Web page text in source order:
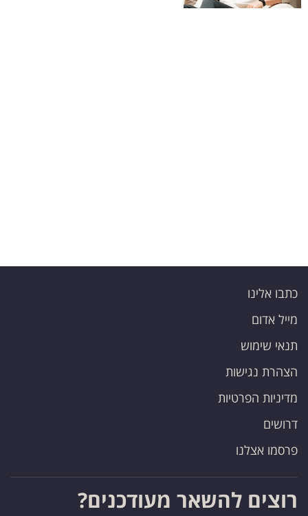
כתבו אלינו
מייל אדום
תנאי שימוש
הצהרת נגישות
מדיניות הפרטיות
דרושים
פרסמו אצלנו
רוצים להשאר מעודכנים?